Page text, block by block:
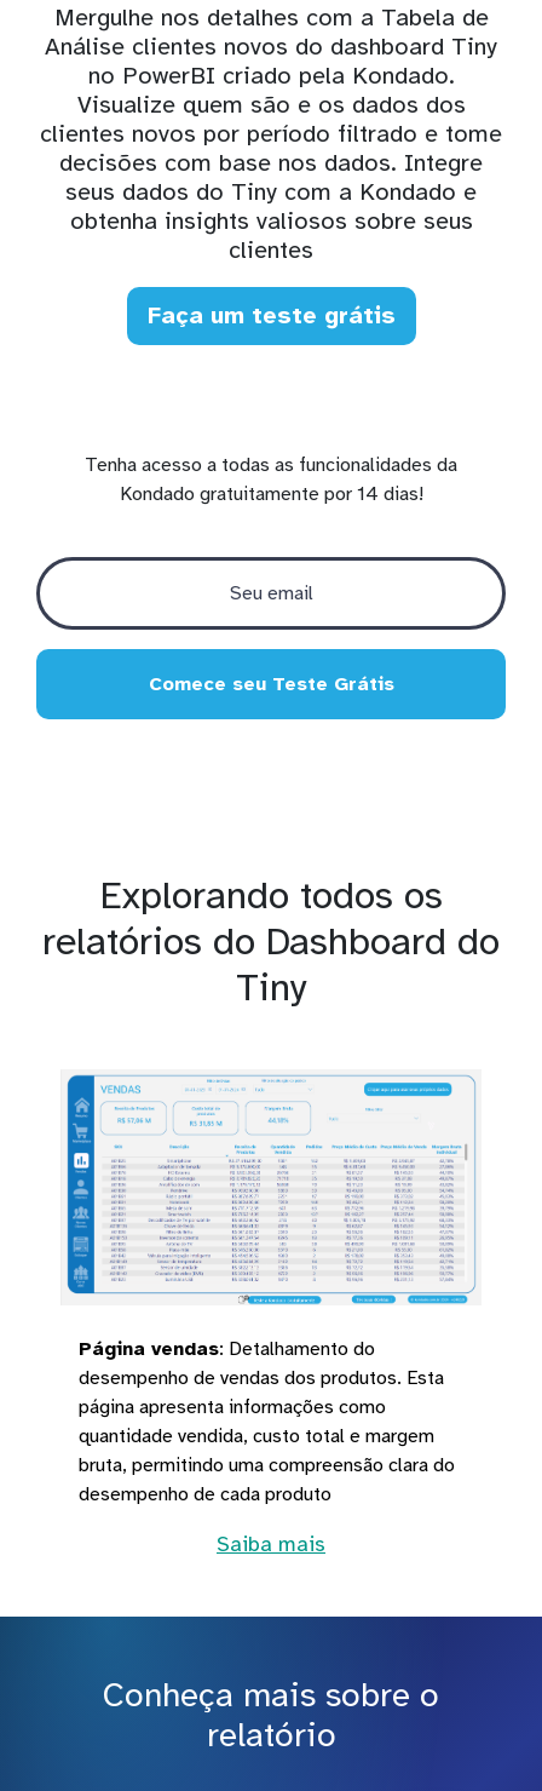
Mergulhe nos detalhes com a Tabela de
Análise clientes novos do dashboard Tiny
no PowerBI criado pela Kondado.
Visualize quem são e os dados dos
clientes novos por período filtrado e tome
decisões com base nos dados. Integre
seus dados do Tiny com a Kondado e
obtenha insights valiosos sobre seus
clientes
Faça um teste grátis
Tenha acesso a todas as funcionalidades da
Kondado gratuitamente por 14 dias!
Comece seu Teste Grátis
Explorando todos os
relatórios do Dashboard do
Tiny
Página vendas: Detalhamento do
desempenho de vendas dos produtos. Esta
página apresenta informações como
quantidade vendida, custo total e margem
bruta, permitindo uma compreensão clara do
desempenho de cada produto
Saiba mais
Conheça mais sobre o
relatório